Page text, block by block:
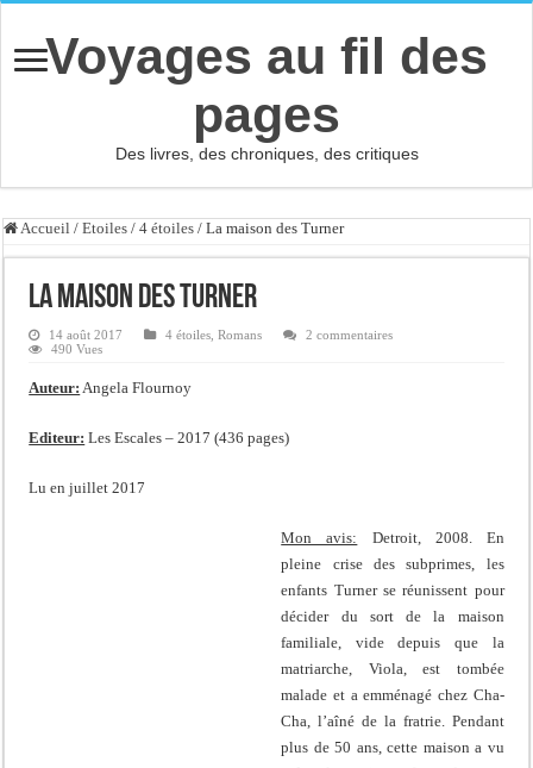
Voyages au fil des
pages
Des livres, des chroniques, des critiques
Accueil / Etoiles / 4 étoiles / La maison des Turner
La maison des Turner
14 août 2017 4 étoiles ,Romans
2 commentaires
490 Vues
Auteur: Angela Flournoy
Editeur: Les Escales – 2017 (436 pages)
Lu en juillet 2017
Mon avis: Detroit, 2008. En
pleine crise des subprimes, les
enfants Turner se réunissent pour
décider du sort de la maison
familiale, vide depuis que la
matriarche, Viola, est tombée
malade et a emménagé chez Cha-
Cha, l’aîné de la fratrie. Pendant
plus de 50 ans, cette maison a vu